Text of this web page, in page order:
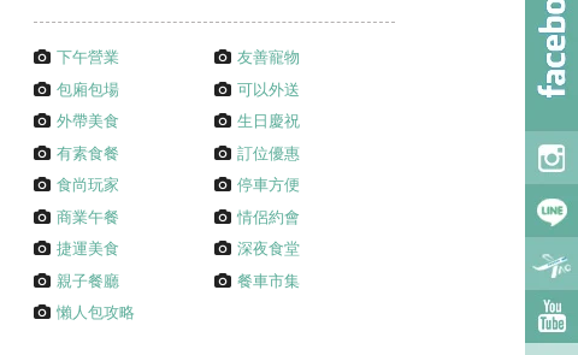
下午營業
友善寵物
包廂包場
可以外送
外帶美食
生日慶祝
有素食餐
訂位優惠
食尚玩家
停車方便
商業午餐
情侶約會
捷運美食
深夜食堂
親子餐廳
餐車市集
懶人包攻略